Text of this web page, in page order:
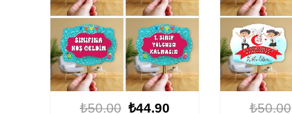
₺50.00 ₺44.90 ₺50.00